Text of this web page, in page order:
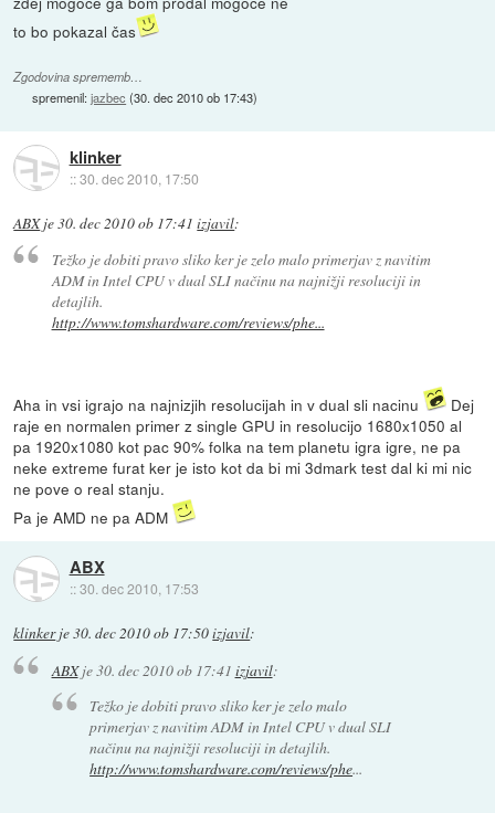
to bo pokazal čas
Zgodovina sprememb…
spremenil:jazbec (30. dec 2010 ob 17:43)
klinker
::30. dec 2010, 17:50
ABXje30. dec 2010 ob 17:41 izjavil:
Težko je dobiti pravo sliko ker je zelo malo primerjav z navitim
ADM in Intel CPU v dual SLI načinu na najnižji resoluciji in
detajlih.
http://www.tomshardware.com/reviews/phe...
Aha in vsi igrajo na najnizjih resolucijah in v dual sli nacinu
Dej
raje en normalen primer z single GPU in resolucijo 1680x1050 al
pa 1920x1080 kot pac 90% folka na tem planetu igra igre, ne pa
neke extreme furat ker je isto kot da bi mi 3dmark test dal ki mi nic
ne pove o real stanju.
Pa je AMD ne pa ADM
ABX
::30. dec 2010, 17:53
klinkerje30. dec 2010 ob 17:50izjavil:
ABXje30. dec 2010 ob 17:41 izjavil:
Težko je dobiti pravo sliko ker je zelo malo
primerjav z navitim ADM in Intel CPU v dual SLI
načinu na najnižji resoluciji in detajlih.
http://www.tomshardware.com/reviews/phe...